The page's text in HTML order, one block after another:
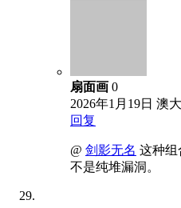
扇面画 0
2026年1月19日 澳
回复
@ 剑影无名 这种组
不是纯堆漏洞。